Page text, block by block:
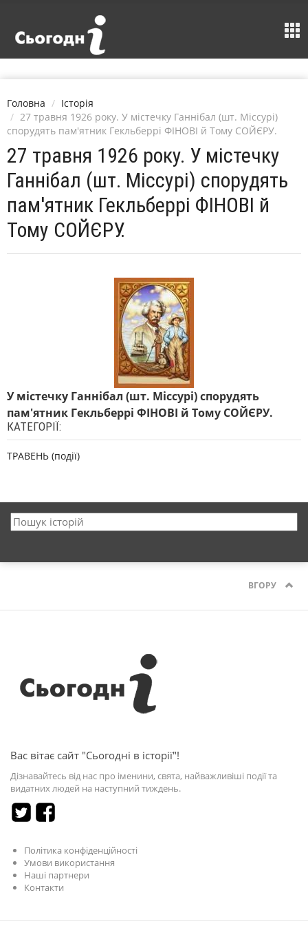
Головна
Історія
27 травня 1926 року. У містечку Ганнібал (шт. Міссурі)
спорудять пам'ятник Гекльберрі ФІНОВІ й Тому СОЙЄРУ.
27 травня 1926 року. У містечку
Ганнібал (шт. Міссурі) спорудять
пам'ятник Гекльберрі ФІНОВІ й
Тому СОЙЄРУ.
У містечку Ганнібал (шт. Міссурі) спорудять
пам'ятник Гекльберрі ФІНОВІ й Тому СОЙЄРУ.
КАТЕГОРІЇ:
ТРАВЕНЬ (події)
ВГОРУ
Вас вітає сайт "Сьогодні в історії"!
Дізнавайтесь від нас про іменини, свята, найважливіші події та
видатних людей на наступний тиждень.
Політика конфіденційності
Умови використання
Наші партнери
Контакти